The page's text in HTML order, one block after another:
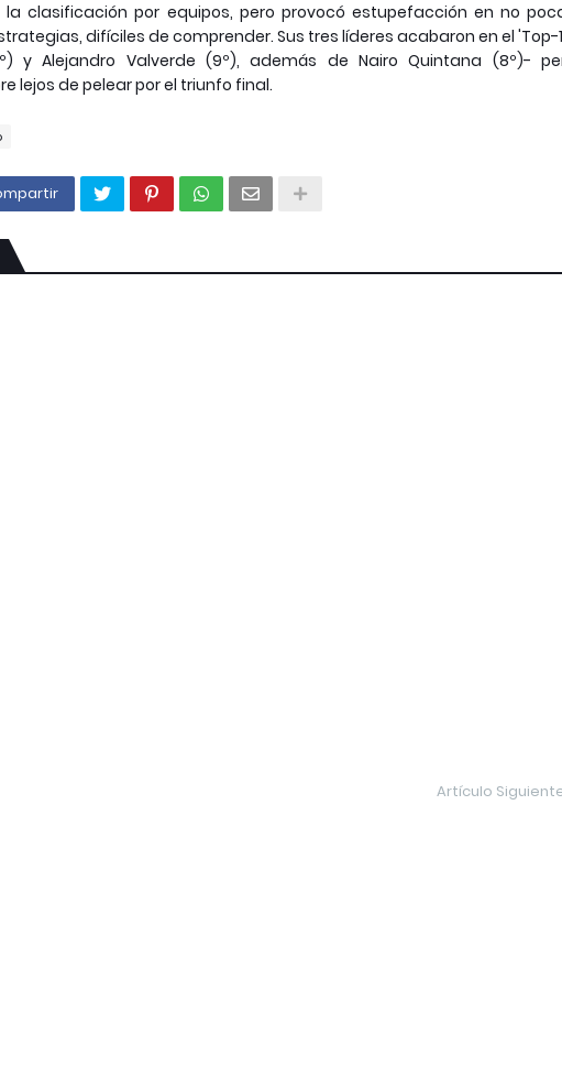
la clasificación por equipos, pero provocó estupefacción en no
difíciles de comprender. Sus tres líderes acabaron en el 'Top-
y Alejandro Valverde (9º), además de Nairo Quintana (8º)-
lejos de pelear por el triunfo final.
Artículo